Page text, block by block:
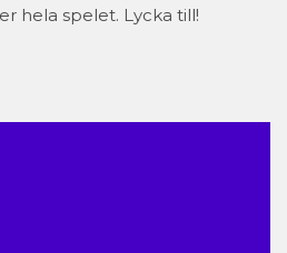
hela spelet. Lycka till!